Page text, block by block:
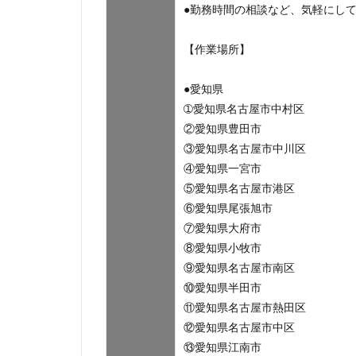
●勤務時間の相談など、気軽にし
【作業場所】
●愛知県
➀愛知県名古屋市中村区
②愛知県豊田市
③愛知県名古屋市中川区
④愛知県一宮市
⑤愛知県名古屋市港区
⑥愛知県尾張旭市
⑦愛知県大府市
⑧愛知県小牧市
⑨愛知県名古屋市南区
⑩愛知県半田市
⑪愛知県名古屋市熱田区
⑫愛知県名古屋市中区
⑬愛知県江南市